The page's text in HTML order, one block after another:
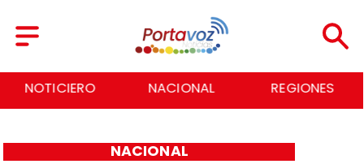
NACIONAL REGIONES
NACIONAL